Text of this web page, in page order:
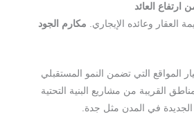
ارتفاع العائد
العقار وعائده الإيجاري. مكارم الجود
المواقع التي تضمن النمو المستقبلي
القريبة من مشاريع البنية التحتية
الجديدة في المدن مثل جدة.